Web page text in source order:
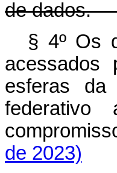
de
§ 4º Os
acessados
esferas da
de 2023)